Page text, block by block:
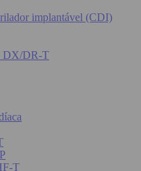
implantável (CDI)
DX/DR-T
T